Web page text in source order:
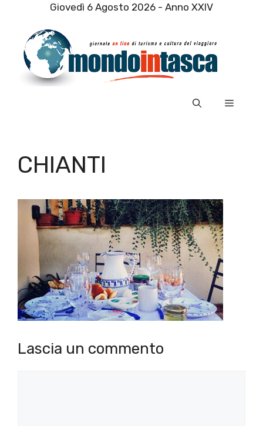
contenuto
Giovedì 6 Agosto 2026 - Anno XXIV
Menu
CHIANTI
Lascia un commento